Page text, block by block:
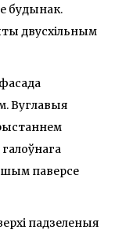
будынак.
двусхільным
Вуглавыя
паверсе
падзеленыя